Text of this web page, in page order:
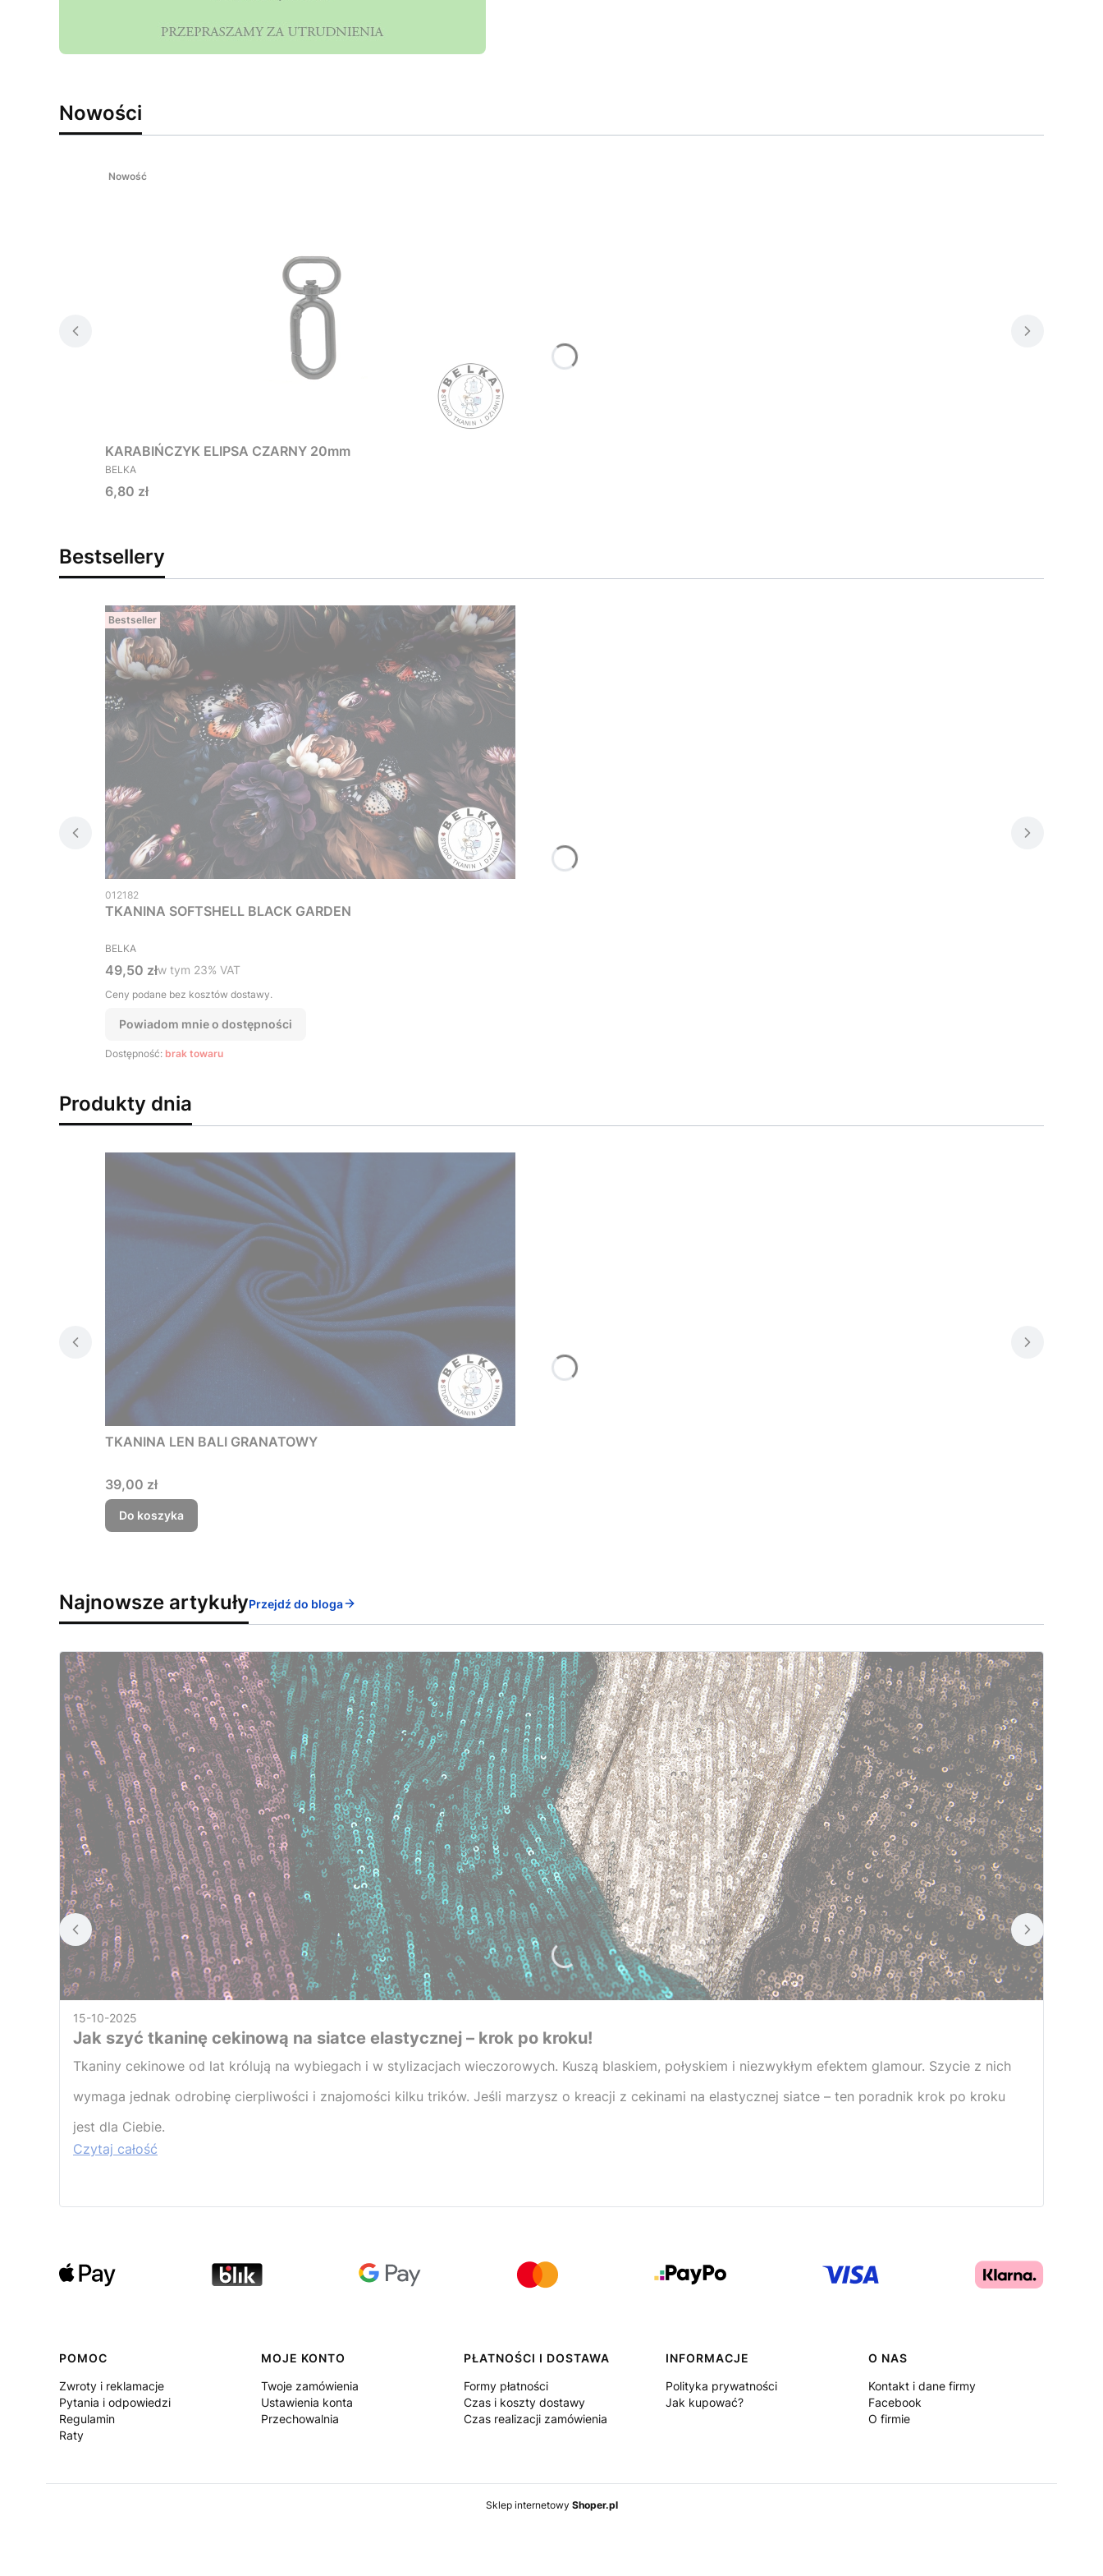
Nowości
Nowość
KARABIŃCZYK ELIPSA CZARNY 20mm
PRODUCENT
BELKA
Cena
6,80 zł
Bestsellery
Bestseller
Kod produktu
012182
TKANINA SOFTSHELL BLACK GARDEN
PRODUCENT
BELKA
Cena brutto
49,50 złw tym %s VAT
w tym 23% VAT
Ceny podane bez kosztów dostawy.
Powiadom mnie o dostępności
Dostępność: brak towaru
Produkty dnia
TKANINA LEN BALI GRANATOWY
Cena
39,00 zł
Do koszyka
Najnowsze artykułyPrzejdź do bloga
15-10-2025
Jak szyć tkaninę cekinową na siatce elastycznej – krok po kroku!
Tkaniny cekinowe od lat królują na wybiegach i w stylizacjach wieczorowych. Kuszą blaskiem, połyskiem i niezwykłym efektem glamour. Szycie z nich
wymaga jednak odrobinę cierpliwości i znajomości kilku trików. Jeśli marzysz o kreacji z cekinami na elastycznej siatce – ten poradnik krok po kroku
jest dla Ciebie.
Czytaj całość
Linki w stopce
POMOC
Zwroty i reklamacje
Pytania i odpowiedzi
Regulamin
Raty
MOJE KONTO
Twoje zamówienia
Ustawienia konta
Przechowalnia
PŁATNOŚCI I DOSTAWA
Formy płatności
Czas i koszty dostawy
Czas realizacji zamówienia
INFORMACJE
Polityka prywatności
Jak kupować?
O NAS
Kontakt i dane firmy
Facebook
O firmie
Sklep internetowy Shoper.pl